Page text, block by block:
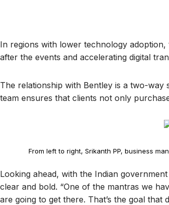
In regions with lower technology
after the events and accelerating digital
The relationship with Bentley is a two-way
team ensures that clients not only
From left to right, Srikanth PP, business
Looking ahead, with the Indian
clear and bold. “One of the mantras we
are going to get there. That’s the goal that